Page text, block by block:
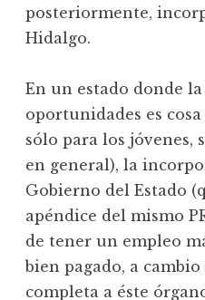
posteriormente,
Hidalgo.
En un estado donde
oportunidades es
sólo para los jóvenes,
en general), la
Gobierno del Estado
apéndice del mismo
de tener un empleo
bien pagado, a
completa a éste